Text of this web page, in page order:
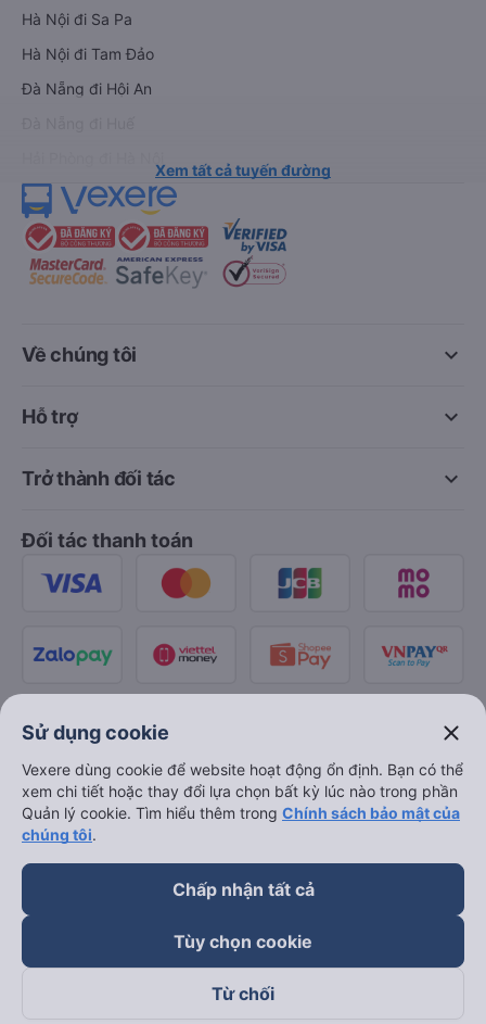
Hà Nội đi Sa Pa
Hà Nội đi Tam Đảo
Đà Nẵng đi Hội An
Xem tất cả tuyến đường
keyboard_arrow_down
Về chúng tôi
keyboard_arrow_down
Hỗ trợ
keyboard_arrow_down
Trở thành đối tác
Đối tác thanh toán
Sử dụng cookie close
Vexere dùng cookie để website hoạt động ổn định. Bạn có thể
xem chi tiết hoặc thay đổi lựa chọn bất kỳ lúc nào trong phần
Quản lý cookie. Tìm hiểu thêm trong Chính sách bảo mật của
chúng tôi.
Chấp nhận tất cả
Tùy chọn cookie
Từ chối